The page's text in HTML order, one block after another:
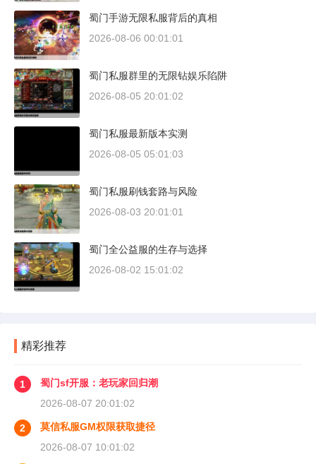
蜀门手游无限私服背后的真相
2026-08-06 00:01:01
蜀门私服群里的无限钻娱乐陷阱
2026-08-05 20:01:02
蜀门私服最新版本实测
2026-08-05 05:01:03
蜀门私服刷钱套路与风险
2026-08-03 20:01:01
蜀门全公益服的生存与选择
2026-08-02 15:01:02
精彩推荐
1
蜀门sf开服：老玩家回归潮
2026-08-07 20:01:02
2
莫信私服GM权限获取捷径
2026-08-07 10:01:02